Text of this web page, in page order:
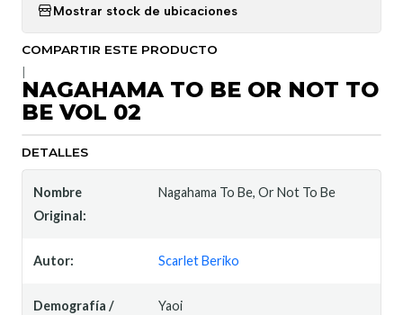
Mostrar stock de ubicaciones
COMPARTIR ESTE PRODUCTO
NAGAHAMA TO BE OR NOT TO
BE VOL 02
DETALLES
Nombre
Original:
Nagahama To Be, Or Not To Be
Autor: Scarlet Beriko
Demografía /
Yaoi